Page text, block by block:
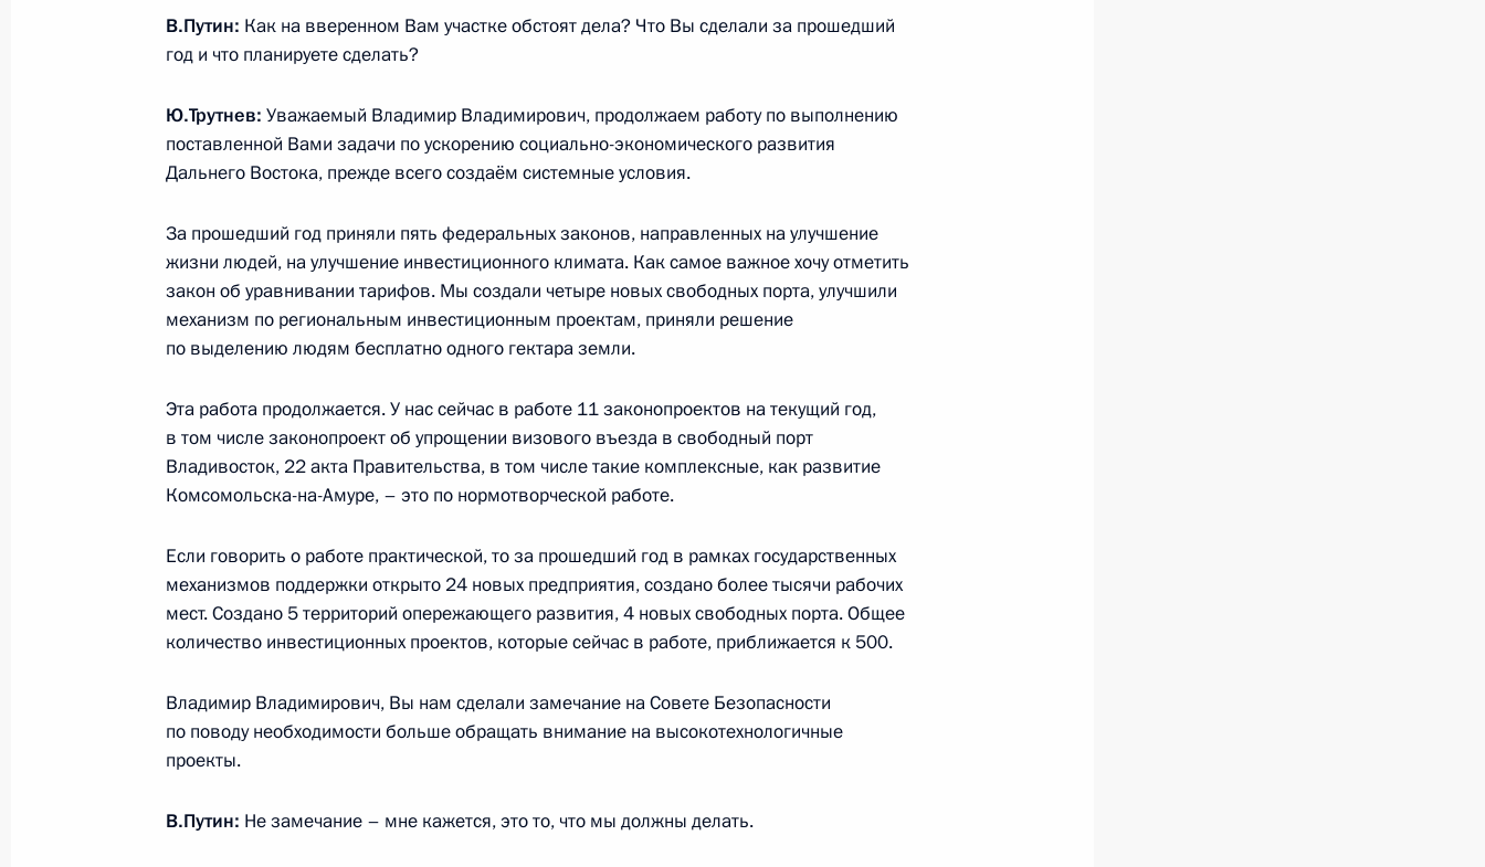
Игорем Сечиным
23 января 2017 года, 14:00 Московская область, Ново-Огарёво
21 января 2017 года, суббота
Соболезнования Президенту и Премьер-министру Венгрии
21 января 2017 года, 13:55
20 января 2017 года, пятница
Встреча с вице-премьером – полномочным представителем
20 января 2017 года, 17:50 Московская область, Ново-Огарёво
Алексеем Миллером
20 января 2017 года, 16:30 Московская область, Ново-Огарёво
19 января 2017 года, четверг
В.Путин: Как на вверенном Вам участке обстоят дела? Что Вы сделали за прошедший
год и что планируете сделать?
Ю.Трутнев: Уважаемый Владимир Владимирович, продолжаем работу по выполнению
поставленной Вами задачи по ускорению социально-экономического развития
Дальнего Востока, прежде всего создаём системные условия.
За прошедший год приняли пять федеральных законов, направленных на улучшение
жизни людей, на улучшение инвестиционного климата. Как самое важное хочу отметить
закон об уравнивании тарифов. Мы создали четыре новых свободных порта, улучшили
механизм по региональным инвестиционным проектам, приняли решение
по выделению людям бесплатно одного гектара земли.
Эта работа продолжается. У нас сейчас в работе 11 законопроектов на текущий год,
в том числе законопроект об упрощении визового въезда в свободный порт
Владивосток, 22 акта Правительства, в том числе такие комплексные, как развитие
Комсомольска-на-Амуре, – это по нормотворческой работе.
Если говорить о работе практической, то за прошедший год в рамках государственных
механизмов поддержки открыто 24 новых предприятия, создано более тысячи рабочих
мест. Создано 5 территорий опережающего развития, 4 новых свободных порта. Общее
количество инвестиционных проектов, которые сейчас в работе, приближается к 500.
Владимир Владимирович, Вы нам сделали замечание на Совете Безопасности
по поводу необходимости больше обращать внимание на высокотехнологичные
проекты.
В.Путин: Не замечание – мне кажется, это то, что мы должны делать.